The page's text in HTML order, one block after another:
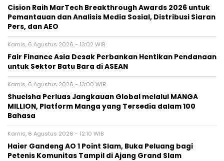
Cision Raih MarTech Breakthrough Awards 2026 untuk
Pemantauan dan Analisis Media Sosial, Distribusi Siaran
Pers, dan AEO
Kamis, 6 Agustus 2026 - 13:02 WIB
Fair Finance Asia Desak Perbankan Hentikan Pendanaan
untuk Sektor Batu Bara di ASEAN
Kamis, 6 Agustus 2026 - 13:00 WIB
Shueisha Perluas Jangkauan Global melalui MANGA
MILLION, Platform Manga yang Tersedia dalam 100
Bahasa
Kamis, 6 Agustus 2026 - 12:10 WIB
Haier Gandeng AO 1 Point Slam, Buka Peluang bagi
Petenis Komunitas Tampil di Ajang Grand Slam